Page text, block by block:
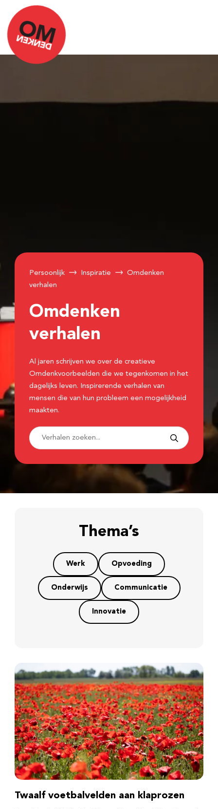
Persoonlijk Inspiratie
Omdenken
verhalen
Omdenken
verhalen
Al jaren schrijven we over de creatieve
Omdenkvoorbeelden die we tegenkomen in het
dagelijks leven. Inspirerende verhalen van
mensen die van hun probleem een mogelijkheid
maakten.
Thema’s
Werk Opvoeding
Onderwijs Communicatie
Innovatie
Twaalf voetbalvelden aan klaprozen